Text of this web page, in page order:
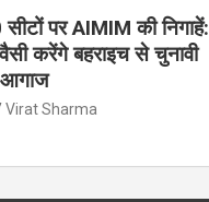
पर AIMIM की निगाहें:
करेंगे बहराइच से चुनावी
आगाज
Virat Sharma